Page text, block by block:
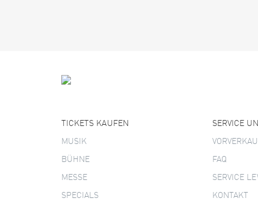
TICKETS KAUFEN
MUSIK
BÜHNE
MESSE
SPECIALS
SERVICE
FAQ
SERVICE
KONTAKT